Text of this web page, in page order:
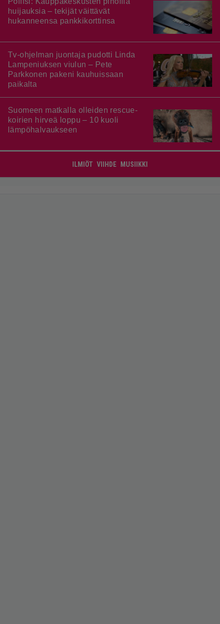
huijauksia – tekijät väittävät
hukanneensa pankkikorttinsa
Tv-ohjelman juontaja pudotti Linda
Lampeniuksen viulun – Pete
Parkkonen pakeni kauhuissaan
paikalta
Suomeen matkalla olleiden rescue-
koirien hirveä loppu – 10 kuoli
lämpöhalvaukseen
ILMIÖT VIIHDE MUSIIKKI